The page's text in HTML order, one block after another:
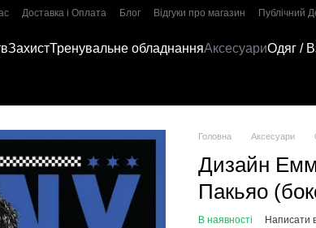
Доставка і Оплата Блог Відгуки про магазин Публічний
ЗахистТренувальне обладнанняАксесуариОдяг /
Головна Аксесуари
Дизайн
Пакьяо
В наявності Написати